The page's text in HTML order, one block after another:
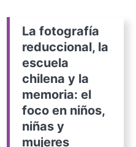
La fotografía
reduccional, la
escuela
chilena y la
memoria: el
foco en niños,
niñas y
mujeres